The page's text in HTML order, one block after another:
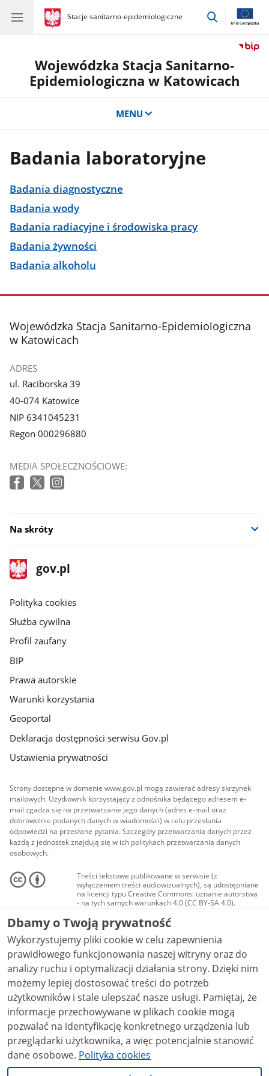
gov.pl
Stacje sanitarno-epidemiologiczne
gov.pl
Stacje
przejdź
Wojewódzka Stacja Sanitarno-
Epidemiologiczna w Katowicach
MENU
Badania laboratoryjne
Badania diagnostyczne
Badania wody
Badania radiacyjne i środowiska pracy
Badania żywności
Badania alkoholu
stopka
Wojewódzka Stacja Sanitarno-Epidemiologiczna
w Katowicach
ADRES
ul. Raciborska 39
40-074 Katowice
NIP 6341045231
Regon 000296880
MEDIA SPOŁECZNOŚCIOWE:
Na skróty
stopka
gov.pl
Strona
gov.pl
gov.pl
Polityka cookies
Służba cywilna
Profil zaufany
BIP
Prawa autorskie
Warunki korzystania
Geoportal
Deklaracja dostępności serwisu Gov.pl
Ustawienia prywatności
Strony dostępne w domenie www.gov.pl mogą zawierać adresy skrzynek
mailowych. Użytkownik korzystający z odnośnika będącego adresem e-
mail zgadza się na przetwarzanie jego danych (adres e-mail oraz
dobrowolnie podanych danych w wiadomości) w celu przesłania
odpowiedzi na przesłane pytania. Szczegóły przetwarzania danych przez
każdą z jednostek znajdują się w ich politykach przetwarzania danych
osobowych.
Treści tekstowe publikowane w serwisie (z
wyłączeniem treści audiowizualnych), są udostępniane
na licencji typu Creative Commons: uznanie autorstwa
- na tych samych warunkach 4.0 (CC BY-SA 4.0).
Materiały audiowizualne, w tym zdjęcia, materiały
audio i wideo, są udostępniane na licencji typu
Creative Commons: uznanie autorstwa użycie
niekomercyjne - bez utworów zależnych 4.0 (CC BY-
NC-ND 4.0), o ile nie jest to stwierdzone inaczej.
Dbamy o Twoją prywatność
Wykorzystujemy pliki cookie w celu zapewnienia
prawidłowego funkcjonowania naszej witryny oraz do
analizy ruchu i optymalizacji działania strony. Dzięki nim
możemy lepiej dostosować treści do potrzeb
użytkowników i stale ulepszać nasze usługi. Pamiętaj, że
informacje przechowywane w plikach cookie mogą
pozwalać na identyfikację konkretnego urządzenia lub
przeglądarki użytkownika, a więc potencjalnie stanowić
dane osobowe. Polityka cookies